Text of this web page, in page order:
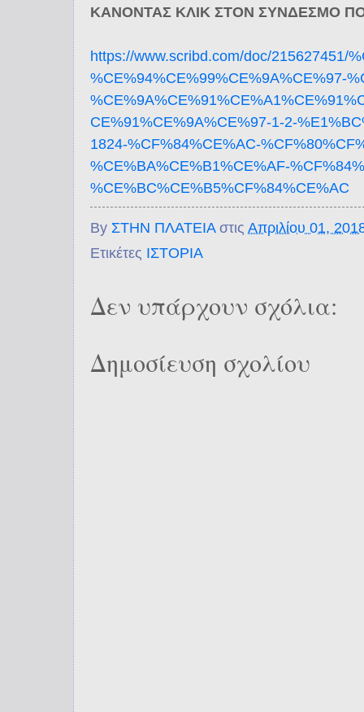
ΚΑΝΟΝΤΑΣ ΚΛΙΚ ΣΤΟΝ ΣΥΝΔΕΣΜΟ
https://www.scribd.com/doc/215627451/
%CE%94%CE%99%CE%9A%CE%97-
CE%91%CE%9A%CE%97-1-2-
1824-%CF%84%CE%AC-
%CE%BA%CE%B1%CE%AF-
%CE%BC%CE%B5%CF%84%CE%AC
By ΣΤΗΝ ΠΛΑΤΕΙΑ στις Απριλίου 01,
Ετικέτες ΙΣΤΟΡΙΑ
Δεν υπάρχουν σχόλια:
Δημοσίευση σχολίου